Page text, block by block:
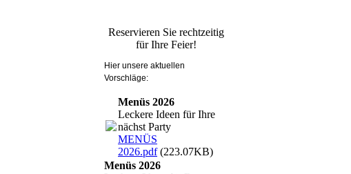
Reservieren Sie rechtzeitig
für Ihre Feier!
Hier unsere aktuellen
Vorschläge:
Menüs 2026
Leckere Ideen für Ihre
nächst Party
MENÜS
2026.pdf(223.07KB)
Menüs 2026